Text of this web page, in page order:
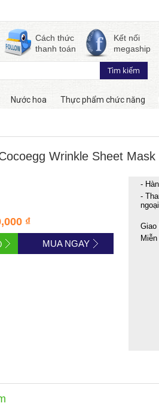
Cách thức
thanh toán
Kết nối
megaship
Nước hoa Thực phẩm chức năng
Wrinkle Sheet Mask
₫
MUA NGAY
-
-
Giao